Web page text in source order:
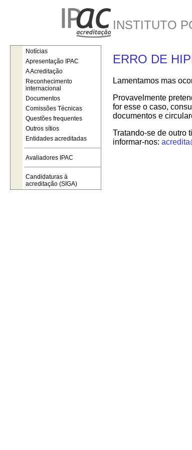
INSTITUTO
ERRO DE
Lamentamos mas
Provavelmente
for esse o caso,
documentos e
Tratando-se de outro
informar-nos:
Notícias
Apresentação IPAC
A Acreditação
Reconhecimento
internacional
Documentos
Comissões Técnicas
Questões frequentes
Outros sítios
Entidades acreditadas
Avaliadores IPAC
Candidaturas à
acreditação (SIGA)